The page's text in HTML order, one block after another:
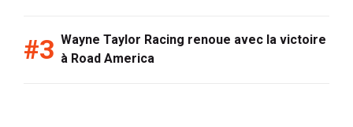
Wayne Taylor Racing renoue avec la victoire
à Road America